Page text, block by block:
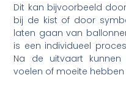
Dit kan bijvoorbeeld
bij de kist of door
laten gaan van
is een individueel
Na de uitvaart
voelen of moeite